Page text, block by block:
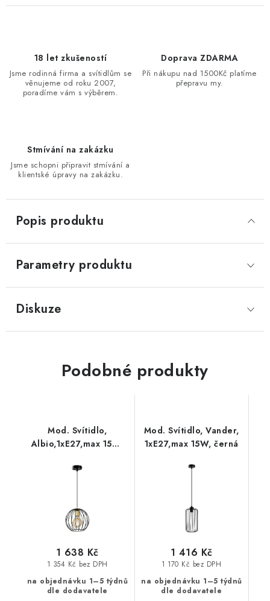
18 let zkušeností
Jsme rodinná firma a svítidlům se
věnujeme od roku 2007,
poradíme vám s výběrem.
Doprava ZDARMA
Při nákupu nad 1500Kč platíme
přepravu my.
Stmívání na zakázku
Jsme schopni připravit stmívání a
klientské úpravy na zakázku.
Popis produktu
Parametry produktu
Diskuze
Podobné produkty
Mod. Svítidlo,
Albio,1xE27,max 15W,
na objednávku 1–5 týdnů
dle dodavatele
1 354 Kč bez DPH
1 638 Kč
Mod. Svítidlo, Vander,
1xE27,max 15W, černá
na objednávku 1–5 týdnů
dle dodavatele
1 170 Kč bez DPH
1 416 Kč